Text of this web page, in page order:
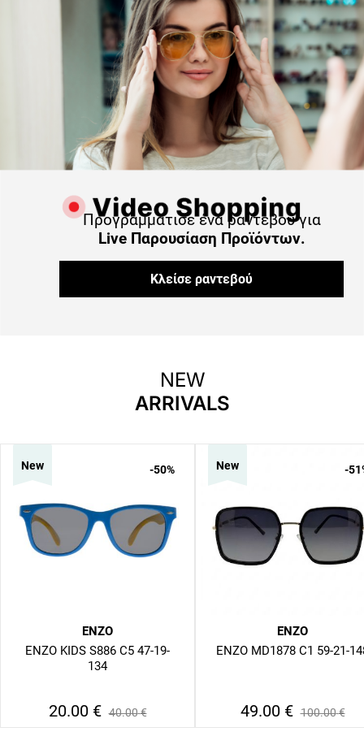
Προγραμμάτισε ένα ραντεβού για
Live Παρουσίαση Προϊόντων.
Κλείσε ραντεβού
NEW
ARRIVALS
ENZO
ENZO KIDS S886 C5 47-19-
134
20.00 € 40.00€
New -50%
ENZO
ENZO MD1878 C1 59-21-
49.00 € 100.00€
New -51